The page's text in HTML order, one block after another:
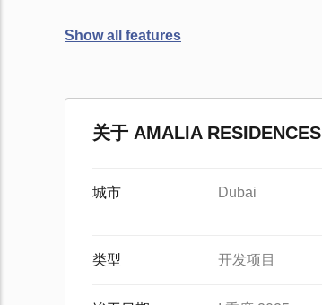
Show all features
关于 AMALIA RESIDENCES
城市 Dubai
类型 开发项目